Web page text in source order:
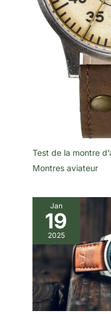
Test de la montre
Montres aviateur
Jan
19
2025